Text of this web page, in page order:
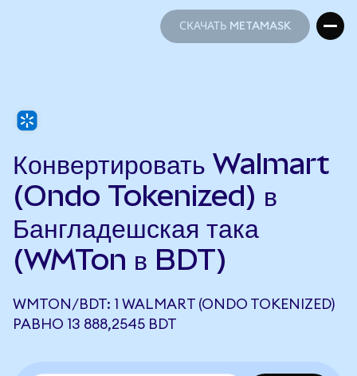
СКАЧАТЬ METAMASK
Конвертировать Walmart
(Ondo Tokenized) в
Бангладешская така
(WMTon в BDT)
WMTON/BDT: 1 WALMART (ONDO TOKENIZED)
РАВНО 13 888,2545 BDT